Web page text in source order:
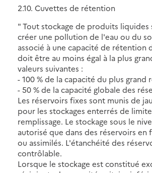
2.10. Cuvettes de rétention
" Tout stockage de produits liquides
créer une pollution de l'eau ou du
associé à une capacité de rétention
doit être au moins égal à la plus
valeurs suivantes :
- 100 % de la capacité du plus grand
- 50 % de la capacité globale des
Les réservoirs fixes sont munis de
pour les stockages enterrés de
remplissage. Le stockage sous le
autorisé que dans des réservoirs en
ou assimilés. L'étanchéité des
contrôlable.
Lorsque le stockage est constitué